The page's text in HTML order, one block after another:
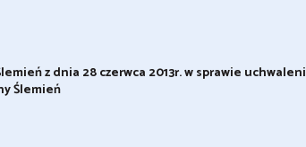
z dnia 28 czerwca 2013r. w sprawie
Ślemień